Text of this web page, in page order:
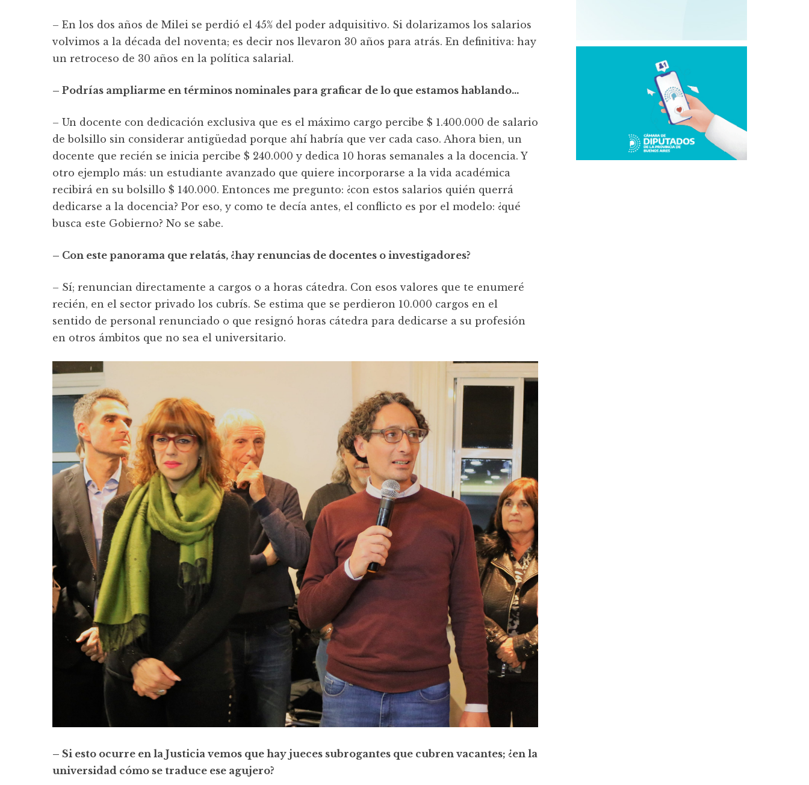
– En los dos años de Milei se perdió el 45% del poder adquisitivo. Si dolarizamos los salarios
volvimos a la década del noventa; es decir nos llevaron 30 años para atrás. En definitiva: hay
un retroceso de 30 años en la política salarial.
– Podrías ampliarme en términos nominales para graficar de lo que estamos hablando…
– Un docente con dedicación exclusiva que es el máximo cargo percibe $ 1.400.000 de salario
de bolsillo sin considerar antigüedad porque ahí habría que ver cada caso. Ahora bien, un
docente que recién se inicia percibe $ 240.000 y dedica 10 horas semanales a la docencia. Y
otro ejemplo más: un estudiante avanzado que quiere incorporarse a la vida académica
recibirá en su bolsillo $ 140.000. Entonces me pregunto: ¿con estos salarios quién querrá
dedicarse a la docencia? Por eso, y como te decía antes, el conflicto es por el modelo: ¿qué
busca este Gobierno? No se sabe.
– Con este panorama que relatás, ¿hay renuncias de docentes o investigadores?
– Sí; renuncian directamente a cargos o a horas cátedra. Con esos valores que te enumeré
recién, en el sector privado los cubrís. Se estima que se perdieron 10.000 cargos en el
sentido de personal renunciado o que resignó horas cátedra para dedicarse a su profesión
en otros ámbitos que no sea el universitario.
– Si esto ocurre en la Justicia vemos que hay jueces subrogantes que cubren vacantes; ¿en la
universidad cómo se traduce ese agujero?